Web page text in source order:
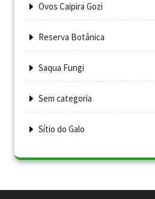
Ovos Caipira Gozi
Reserva Botânica
Saqua Fungi
Sem categoria
Sítio do Galo